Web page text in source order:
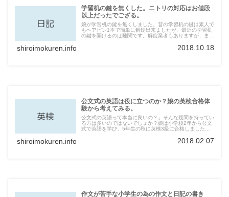
学習机の鍵を無くした。ニトリの対応はお値段
以上だったでござる。
娘が学習机の鍵を無くしました。昔の学習机の鍵は素人で
もヘアピン1本で簡単に解錠出来ましたが、最近の学習机
の鍵を開けるのは難関です。解錠業者もありますが、まず
shiroimokuren.info 2018.10.18
公文式の英語は役に立つのか？娘の英検合格体
験から考えてみる。
公文式の英語って本当に良いの？」そんな疑問を持ってい
る方は多いのではないでしょか？娘は小学校2年から公文
式で英語を学び、5年生の秋に英検3級に合格しました。
体験から「公文式の英語はどうなのか」と言う事について
shiroimokuren.info 2018.02.07
作文が苦手な小学生の為の作文と日記の書き